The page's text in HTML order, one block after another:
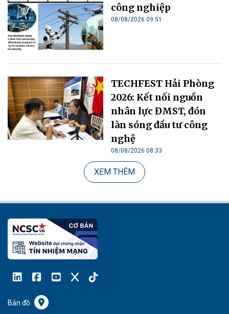
công nghiệp
08/08/2026 09:51
TECHFEST Hải Phòng
2026: Kết nối nguồn
nhân lực ĐMST, đón
làn sóng đầu tư công
nghệ
08/08/2026 08:33
XEM THÊM
Bản đồ